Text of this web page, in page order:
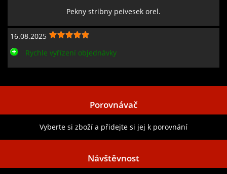
Pekny stribny peivesek orel.
16.08.2025
Rychle vyřízení objednávky
Porovnávač
Vyberte si zboží a přidejte si jej k porovnání
Návštěvnost